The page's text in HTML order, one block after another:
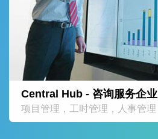
Central Hub - 咨询服务企业
项目管理，工时管理，人事管理